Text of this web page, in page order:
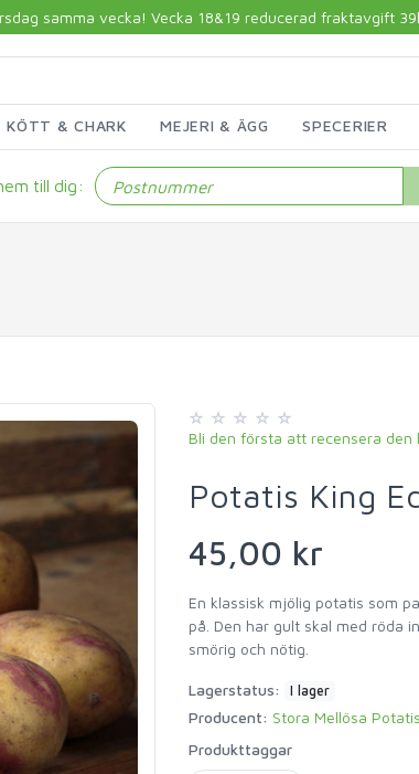
samma vecka! Vecka 18&19 reducerad fraktavgift
KÖTT & CHARK MEJERI & ÄGG SPECERIER
till dig:
Bli den första att recensera den
Potatis King
45,00 kr
En klassisk mjölig potatis som
på. Den har gult skal med röda
smörig och nötig.
Lagerstatus: I lager
Producent: Stora Mellösa
Produkttaggar